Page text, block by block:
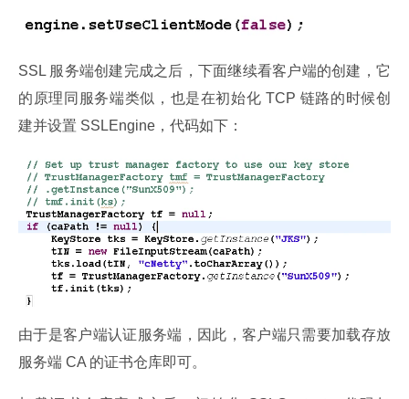
SSL 服务端创建完成之后，下面继续看客户端的创建，它
的原理同服务端类似，也是在初始化 TCP 链路的时候创
建并设置 SSLEngine，代码如下：
由于是客户端认证服务端，因此，客户端只需要加载存放
服务端 CA 的证书仓库即可。